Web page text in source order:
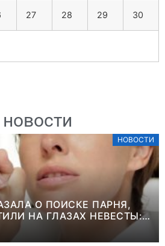
27 28 29 30
НОВОСТИ
О ПОИСКЕ ПАРНЯ,
НА ГЛАЗАХ НЕВЕСТЫ:
НА СЕБЯ”